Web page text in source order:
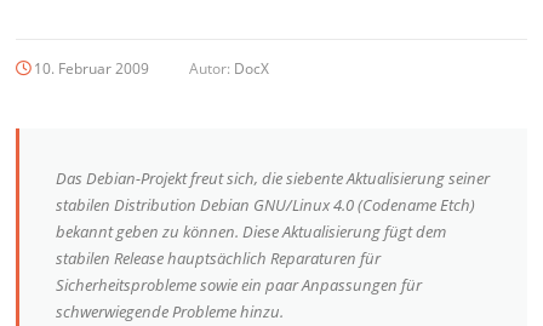
10. Februar 2009 Autor: DocX
Das Debian-Projekt freut sich, die siebente Aktualisierung seiner
stabilen Distribution Debian GNU/Linux 4.0 (Codename Etch)
bekannt geben zu können. Diese Aktualisierung fügt dem
stabilen Release hauptsächlich Reparaturen für
Sicherheitsprobleme sowie ein paar Anpassungen für
schwerwiegende Probleme hinzu.